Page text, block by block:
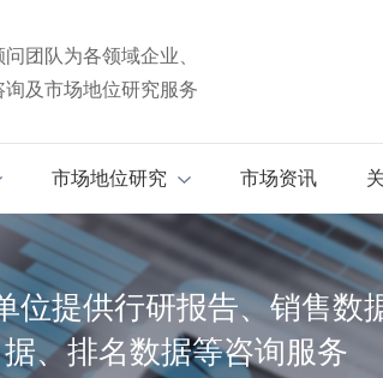
团队为各领域企业、
及市场地位研究服务
市场地位研究 市场资讯
提供行研报告、销售数
据、排名数据等咨询服务